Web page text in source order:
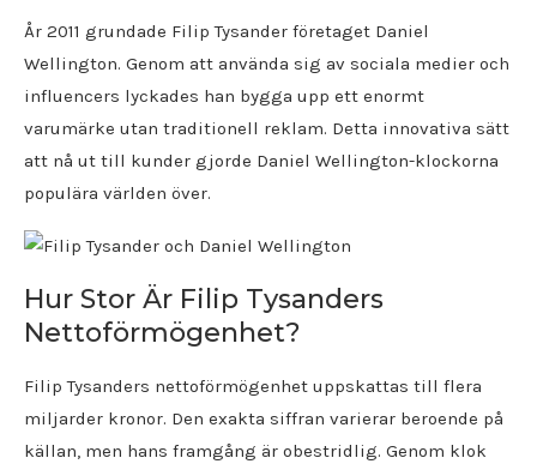
År 2011 grundade Filip Tysander företaget Daniel
Wellington. Genom att använda sig av sociala medier och
influencers lyckades han bygga upp ett enormt
varumärke utan traditionell reklam. Detta innovativa sätt
att nå ut till kunder gjorde Daniel Wellington-klockorna
populära världen över.
Hur Stor Är Filip Tysanders
Nettoförmögenhet?
Filip Tysanders nettoförmögenhet uppskattas till flera
miljarder kronor. Den exakta siffran varierar beroende på
källan, men hans framgång är obestridlig. Genom klok